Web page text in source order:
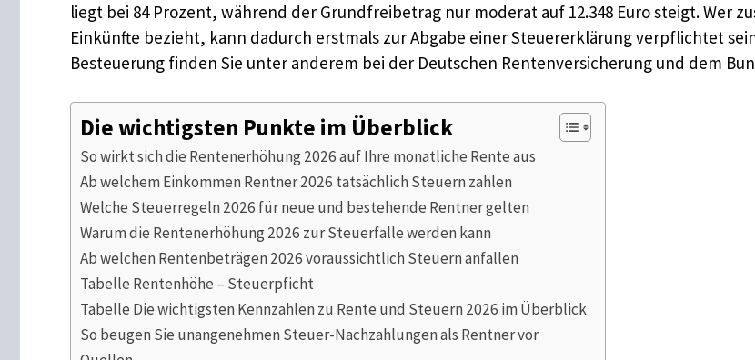
liegt bei 84 Prozent, während der Grundfreibetrag nur moderat auf 12.348 Euro steigt. Wer
Einkünfte bezieht, kann dadurch erstmals zur Abgabe einer Steuererklärung verpflichtet
Besteuerung finden Sie unter anderem bei der Deutschen Rentenversicherung und dem
Die wichtigsten Punkte im Überblick
So wirkt sich die Rentenerhöhung 2026 auf Ihre monatliche Rente aus
Ab welchem Einkommen Rentner 2026 tatsächlich Steuern zahlen
Welche Steuerregeln 2026 für neue und bestehende Rentner gelten
Warum die Rentenerhöhung 2026 zur Steuerfalle werden kann
Ab welchen Rentenbeträgen 2026 voraussichtlich Steuern anfallen
Tabelle Rentenhöhe – Steuerpficht
Tabelle Die wichtigsten Kennzahlen zu Rente und Steuern 2026 im Überblick
So beugen Sie unangenehmen Steuer-Nachzahlungen als Rentner vor